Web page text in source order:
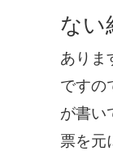
ない
ありま
ですの
が書い
票を元